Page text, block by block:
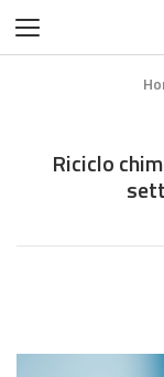
Riciclo